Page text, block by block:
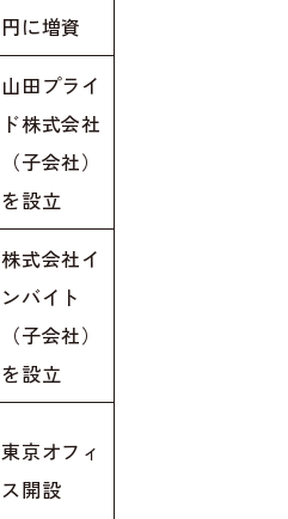
円に増資
山田プライ
ド株式会社
（子会社）
を設立
株式会社イ
ンバイト
（子会社）
を設立
東京オフィ
ス開設